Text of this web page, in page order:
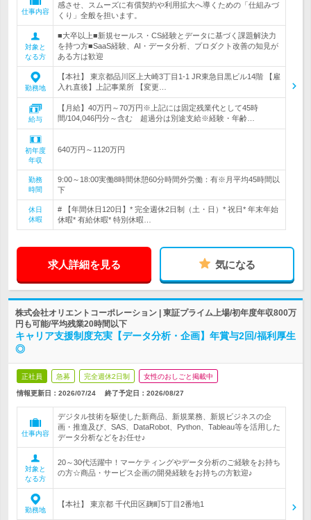
仕事内容
感させ、スムーズに有償契約や利用拡大へ導くための「仕組みづ
くり」全般を担います。
対象と
なる方
■大卒以上■新規セールス・CS経験とデータに基づく課題解決力
を持つ方■SaaS経験、AI・データ分析、プロダクト改善の知見が
ある方は歓迎
勤務地
【本社】 東京都品川区上大崎3丁目1-1 JR東急目黒ビル14階 【雇
入れ直後】上記事業所 【変更…
給与
【月給】40万円～70万円※上記には固定残業代として45時
間/104,046円分～含む 超過分は別途支給※経験・年齢…
初年度
年収
640万円～1120万円
勤務
時間
9:00～18:00実働8時間休憩60分時間外労働：有※月平均45時間以
下
休日
休暇
# 【年間休日120日】* 完全週休2日制（土・日）* 祝日* 年末年始
休暇* 有給休暇* 特別休暇…
求人詳細を見る 気になる
株式会社オリエントコーポレーション | 東証プライム上場/初年度年収800万
円も可能/平均残業20時間以下
キャリア支援制度充実【データ分析・企画】年賞与2回/福利厚生
◎
正社員 急募 完全週休2日制 女性のおしごと掲載中
情報更新日：2026/07/24 終了予定日： 2026/08/27
仕事内容
デジタル技術を駆使した新商品、新規業務、新規ビジネスの企
画・推進及び、SAS、DataRobot、Python、Tableau等を活用した
データ分析などをお任せ♪
対象と
なる方
20～30代活躍中！マーケティングやデータ分析のご経験をお持ち
の方☆商品・サービス企画の開発経験をお持ちの方歓迎♪
勤務地
【本社】 東京都 千代田区麹町5丁目2番地1